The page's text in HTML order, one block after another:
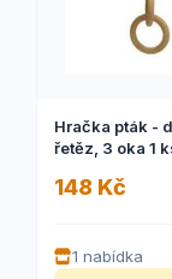
Hračka pták -
řetěz, 3 oka 1
148 Kč
1 nabídka